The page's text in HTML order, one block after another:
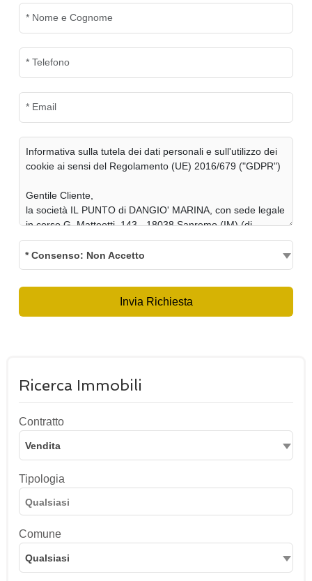
* Consenso: Non Accetto
Invia Richiesta
Ricerca Immobili
Contratto
Vendita
Tipologia
Comune
Qualsiasi